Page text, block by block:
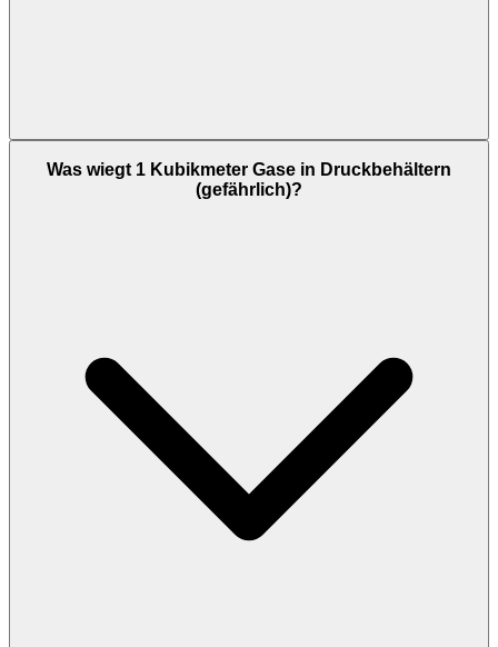
Was wiegt 1 Kubikmeter Gase in Druckbehältern
(gefährlich)?